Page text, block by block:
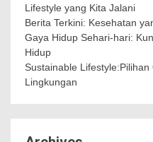
Lifestyle yang Kita Jalani
Berita Terkini: Kesehatan
Gaya Hidup Sehari-hari:
Hidup
Sustainable
Lingkungan